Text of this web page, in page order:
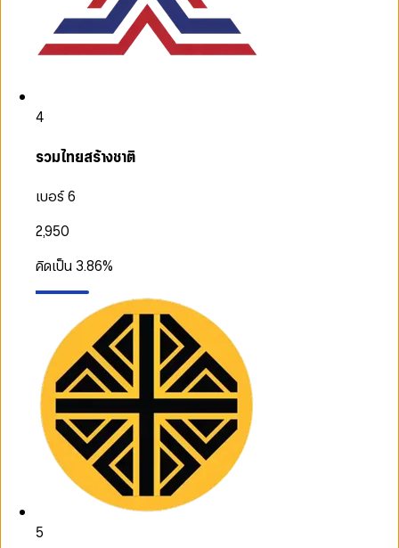
4
รวมไทยสร้างชาติ
เบอร์ 6
2,950
คิดเป็น 3.86%
5